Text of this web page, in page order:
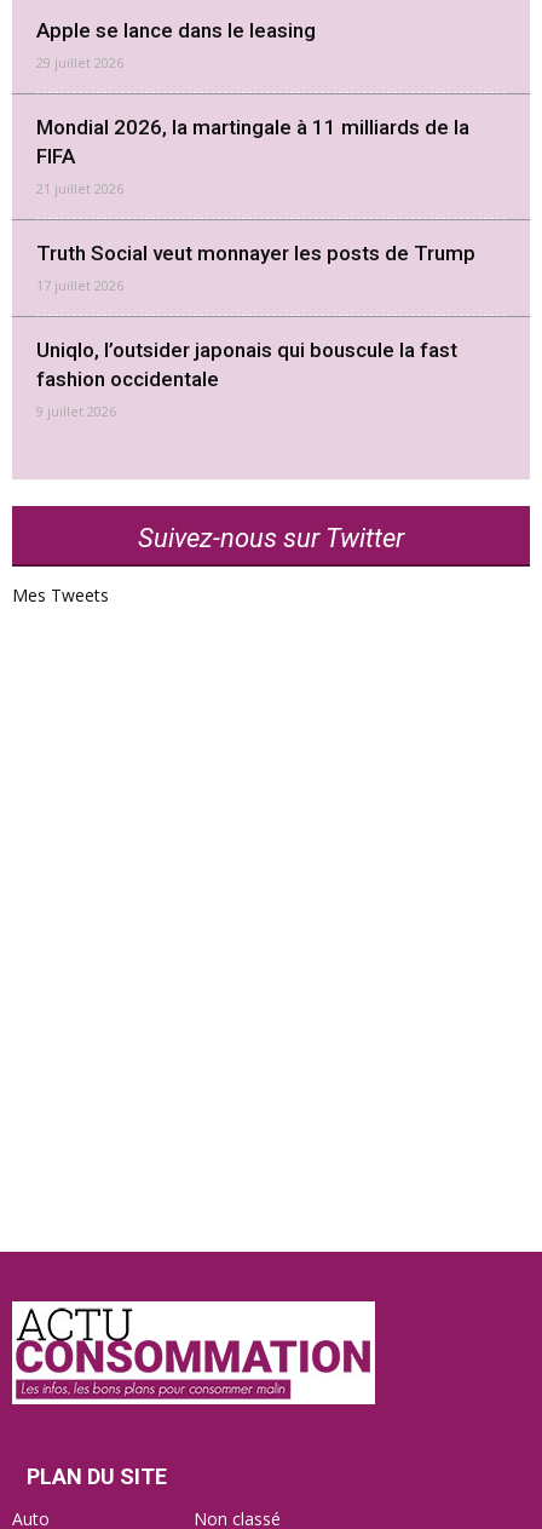
Apple se lance dans le leasing
29 juillet 2026
Mondial 2026, la martingale à 11 milliards de la
FIFA
21 juillet 2026
Truth Social veut monnayer les posts de Trump
17 juillet 2026
Uniqlo, l’outsider japonais qui bouscule la fast
fashion occidentale
9 juillet 2026
Suivez-nous sur Twitter
Mes Tweets
PLAN DU SITE
Auto Non classé